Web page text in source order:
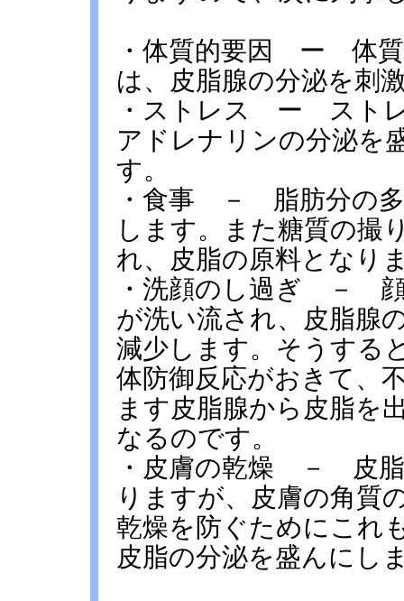
・体質的要因 ー 体質
は、皮脂腺の分泌を刺
・ストレス ー スト
アドレナリンの分泌を
す。
・食事 － 脂肪分の多
します。また糖質の撮
れ、皮脂の原料となり
・洗顔のし過ぎ － 顔
が洗い流され、皮脂腺
減少します。そうする
体防御反応がおきて、
ます皮脂腺から皮脂を
なるのです。
・皮膚の乾燥 － 皮脂
りますが、皮膚の角質
乾燥を防ぐためにこれ
皮脂の分泌を盛んにし